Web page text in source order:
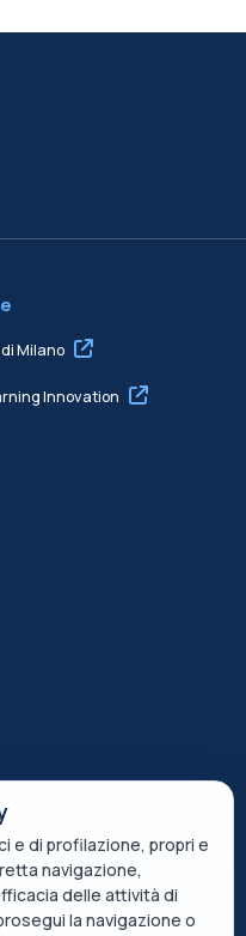
Milano
Innovation
il trattamento dei dati
e di profilazione, propri e
navigazione,
delle attività di
la navigazione o